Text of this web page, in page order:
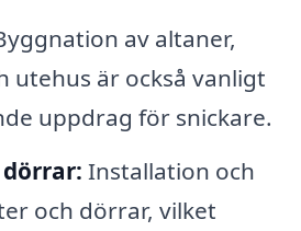
av altaner,
utehus är också vanligt
uppdrag för snickare.
Installation och
och dörrar, vilket